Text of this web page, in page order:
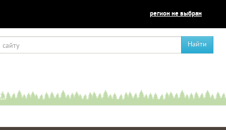
регион не выбран
Найти